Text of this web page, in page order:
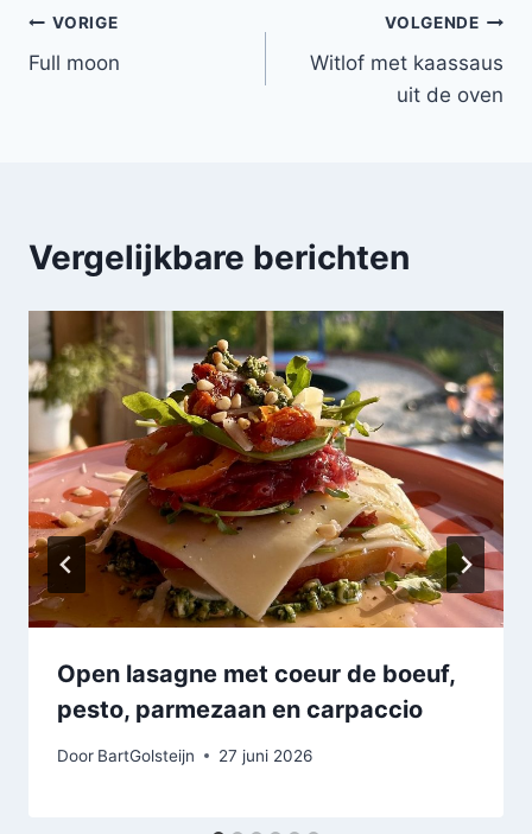
Bericht
navigatie
VORIGE
Full moon
VOLGENDE
Witlof met kaassaus
uit de oven
Vergelijkbare berichten
Open lasagne met coeur de boeuf,
pesto, parmezaan en carpaccio
Door BartGolsteijn 27 juni 2026